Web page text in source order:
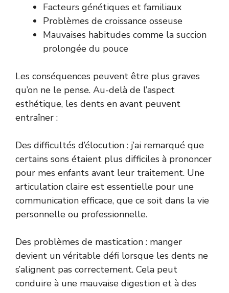
Facteurs génétiques et familiaux
Problèmes de croissance osseuse
Mauvaises habitudes comme la succion
prolongée du pouce
Les conséquences peuvent être plus graves
qu’on ne le pense. Au-delà de l’aspect
esthétique, les dents en avant peuvent
entraîner :
Des difficultés d’élocution : j’ai remarqué que
certains sons étaient plus difficiles à prononcer
pour mes enfants avant leur traitement. Une
articulation claire est essentielle pour une
communication efficace, que ce soit dans la vie
personnelle ou professionnelle.
Des problèmes de mastication : manger
devient un véritable défi lorsque les dents ne
s’alignent pas correctement. Cela peut
conduire à une mauvaise digestion et à des